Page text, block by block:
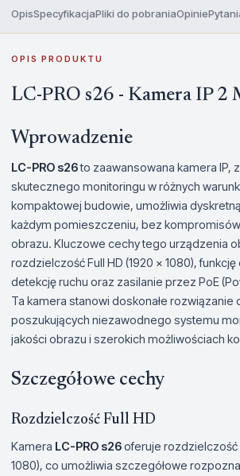
OpisSpecyfikacjaPliki do pobraniaOpinie
OPIS PRODUKTU
LC-PRO s26 - Kamera IP 2
Wprowadzenie
LC-PRO s26to zaawansowana kamera IP,
skutecznego monitoringu w różnych
kompaktowej budowie, umożliwia
każdym pomieszczeniu, bez
obrazu. Kluczowe cechy tego urządzenia
rozdzielczość Full HD (1920 x 1080),
detekcję ruchu oraz zasilanie przez PoE
Ta kamera stanowi doskonałe rozwiązanie
poszukujących niezawodnego systemu
jakości obrazu i szerokich możliwościach
Szczegółowe cechy
Rozdzielczość Full HD
Kamera LC-PRO s26oferuje rozdzielczość
1080), co umożliwia szczegółowe